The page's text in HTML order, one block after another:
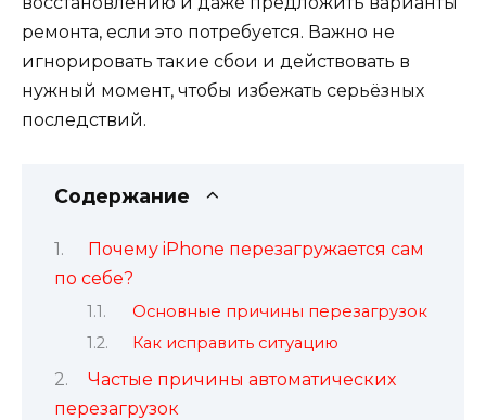
ремонта, если это потребуется. Важно не
игнорировать такие сбои и действовать в
нужный момент, чтобы избежать серьёзных
последствий.
Содержание
Почему iPhone перезагружается сам
по себе?
Основные причины перезагрузок
Как исправить ситуацию
Частые причины автоматических
перезагрузок